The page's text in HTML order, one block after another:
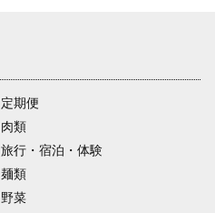
定期便
肉類
旅行・宿泊・体験
麺類
野菜